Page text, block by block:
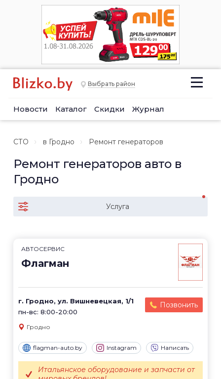
Выбрать район
Новости Каталог Скидки Журнал
СТО в Гродно Ремонт генераторов
Ремонт генераторов авто в
Гродно
Услуга
АВТОСЕРВИС
Флагман
г. Гродно, ул. Вишневецкая, 1/1
пн-вс: 8:00-20:00
Позвонить
Гродно
flagman-auto.by Instagram Написать
Итальянское оборудование и запчасти от